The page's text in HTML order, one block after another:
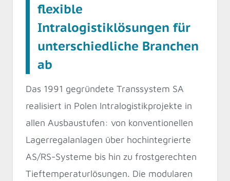
flexible
Intralogistiklösungen für
unterschiedliche Branchen
ab
Das 1991 gegründete Transsystem SA
realisiert in Polen Intralogistikprojekte in
allen Ausbaustufen: von konventionellen
Lagerregalanlagen über hochintegrierte
AS/RS-Systeme bis hin zu frostgerechten
Tieftemperaturlösungen. Die modularen